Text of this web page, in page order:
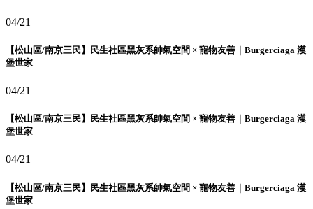
04/21
【松山區/南京三民】民生社區黑灰系帥氣空間 × 寵物友善｜Burgerciaga 漢
堡世家
04/21
【松山區/南京三民】民生社區黑灰系帥氣空間 × 寵物友善｜Burgerciaga 漢
堡世家
04/21
【松山區/南京三民】民生社區黑灰系帥氣空間 × 寵物友善｜Burgerciaga 漢
堡世家